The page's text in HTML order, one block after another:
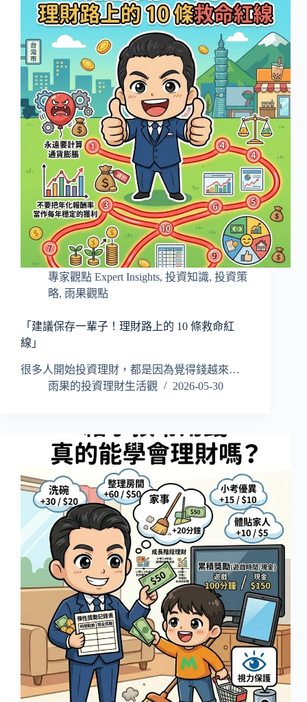
專家觀點 Expert Insights, 投資知識, 投資策
略, 雨果觀點
「建議保存一輩子！理財路上的 10 條救命紅
線」
很多人開始投資理財，都是因為覺得錢越來…
雨果的投資理財生活觀
2026-05-30